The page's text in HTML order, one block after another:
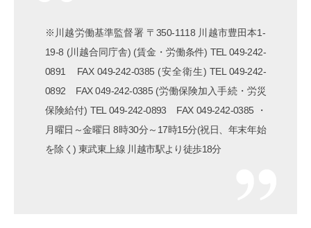
※川越労働基準監督署 〒350-1118 川越市豊田本1-
19-8 (川越合同庁舎) (賃金・労働条件) TEL 049-242-
0891 FAX 049-242-0385 (安全衛生) TEL 049-242-
0892 FAX 049-242-0385 (労働保険加入手続・労災
保険給付) TEL 049-242-0893 FAX 049-242-0385 ・
月曜日～金曜日 8時30分～17時15分(祝日、年末年始
を除く) 東武東上線 川越市駅より徒歩18分